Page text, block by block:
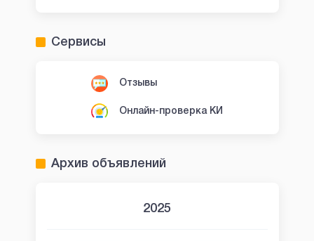
Сервисы
Отзывы
Онлайн-проверка КИ
Архив объявлений
2025